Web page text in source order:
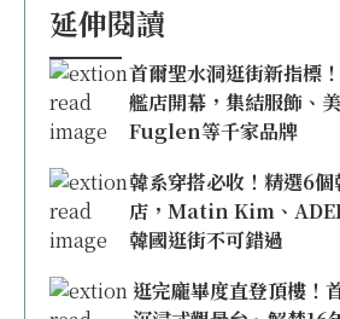
延伸閱讀
首爾聖水洞逛街新指標
艦店開幕，集結服飾、
Fuglen等千家品牌
韓系穿搭必收！精選6
店，Matin Kim、
韓國逛街不可錯過
逛完龐畢度直登頂樓！